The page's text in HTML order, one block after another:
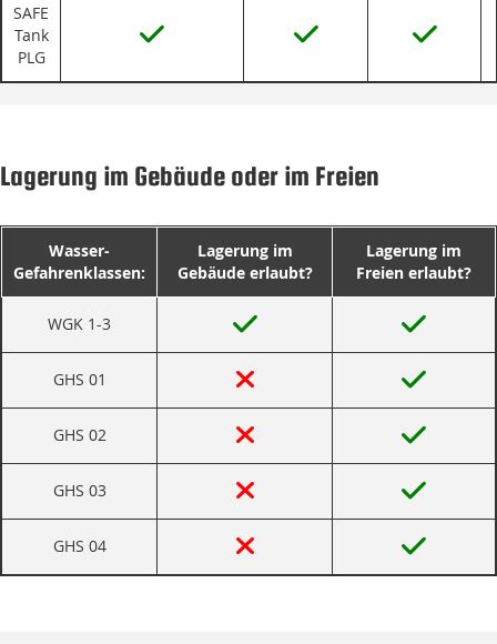
SAFE
Tank
PLG
Lagerung im Gebäude oder im Freien
Wasser-
Gefahrenklassen:
Lagerung im
Gebäude erlaubt?
Lagerung im
Freien erlaubt?
WGK 1-3
GHS 01
GHS 02
GHS 03
GHS 04